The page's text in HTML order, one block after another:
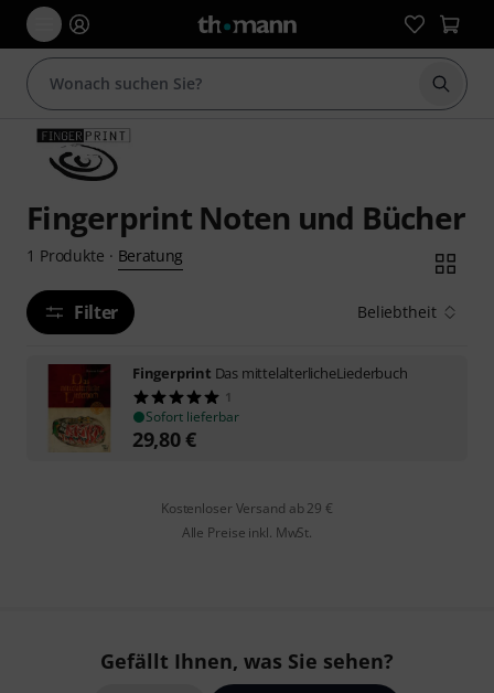
Suche
Fingerprint Noten und Bücher
1 Produkte · Beratung
Filter Beliebtheit
Fingerprint Das mittelalterlicheLiederbuch
1
Sofort lieferbar
29,80€
Kostenloser Versand ab 29 €
Alle Preise inkl. MwSt.
Gefällt Ihnen, was Sie sehen?